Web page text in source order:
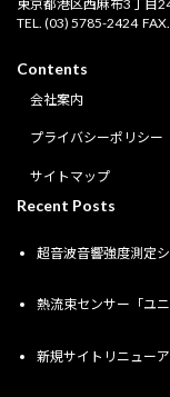
東京都港区西麻布3丁目
TEL. (03) 5785-2424
Contents
会社案内
プライバシーポリシー
サイトマップ
Recent Posts
超音波音響強度測定
熱流束センサー「ユ
新規サイトリニュー